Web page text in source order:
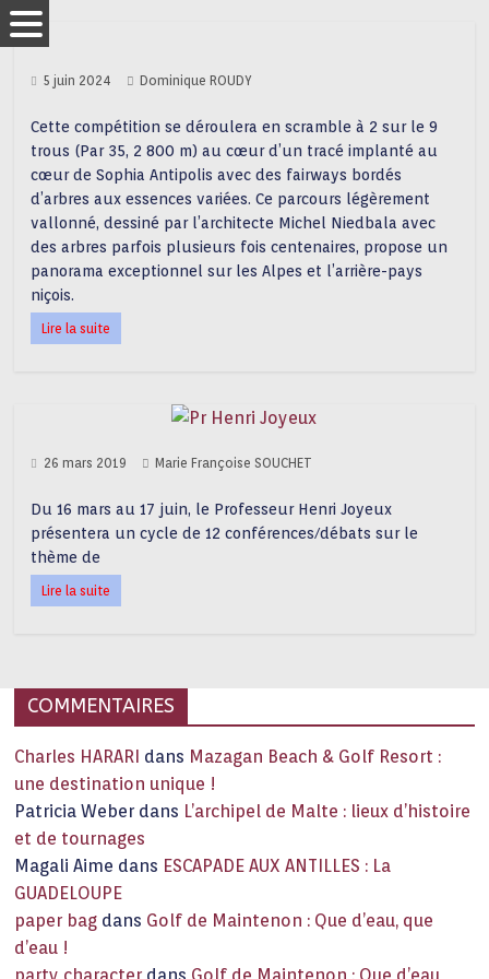
5 juin 2024 Dominique ROUDY
Cette compétition se déroulera en scramble à 2 sur le 9
trous (Par 35, 2 800 m) au cœur d’un tracé implanté au
cœur de Sophia Antipolis avec des fairways bordés
d’arbres aux essences variées. Ce parcours légèrement
vallonné, dessiné par l’architecte Michel Niedbala avec
des arbres parfois plusieurs fois centenaires, propose un
panorama exceptionnel sur les Alpes et l’arrière-pays
niçois.
Lire la suite
26 mars 2019 Marie Françoise SOUCHET
Du 16 mars au 17 juin, le Professeur Henri Joyeux
présentera un cycle de 12 conférences/débats sur le
thème de
Lire la suite
COMMENTAIRES
Charles HARARI dans Mazagan Beach & Golf Resort :
une destination unique !
Patricia Weber dans L’archipel de Malte : lieux d’histoire
et de tournages
Magali Aime dans ESCAPADE AUX ANTILLES : La
GUADELOUPE
paper bag dans Golf de Maintenon : Que d’eau, que
d’eau !